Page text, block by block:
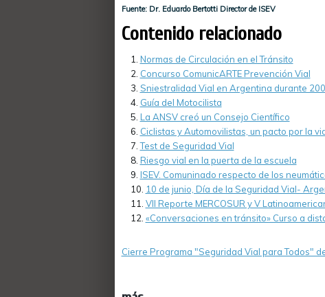
Fuente: Dr. Eduardo Bertotti Director de ISEV
Contenido relacionado
Normas de Circulación en el Tránsito
Concurso ComunicARTE Prevención Vial
Sniestralidad Vial en Argentina durante
Guía del Motocilista
La ANSV creó un Consejo Científico
Ciclistas y Automovilistas, un pacto por la
Test de Seguridad Vial
Riesgo vial en la puerta de la escuela
ISEV. Comuninado respecto de los
10 de junio, Día de la Seguridad Vial-
VII Reporte MERCOSUR y V
«Conversaciones en tránsito» Curso a
Cierre Programa "Seguridad Vial para Todos"